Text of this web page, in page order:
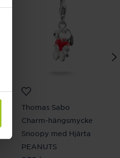
Thomas Sabo
Charm-hängsmycke
Snoopy med Hjärta
PEANUTS